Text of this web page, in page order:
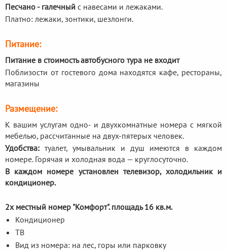
Песчано - галечный с навесами и лежаками.
Платно: лежаки, зонтики, шезлонги.
Питание:
Питание в стоимость автобусного тура не входит
Поблизости от гостевого дома находятся кафе, рестораны,
магазины
Размещение:
К вашим услугам одно- и двухкомнатные номера с мягкой
мебелью, рассчитанные на двух-пятерых человек.
Удобства: туалет, умывальник и душ имеются в каждом
номере. Горячая и холодная вода — круглосуточно.
В каждом номере установлен телевизор, холодильник и
кондиционер.
2х местный номер "Комфорт". площадь 16 кв.м.
Кондиционер
ТВ
Вид из номера: на лес, горы или парковку